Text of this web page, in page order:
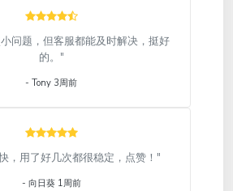
问题，但客服都能及时解决，挺好
的。"
- Tony 3周前
，用了好几次都很稳定，点赞！"
- 向日葵 1周前